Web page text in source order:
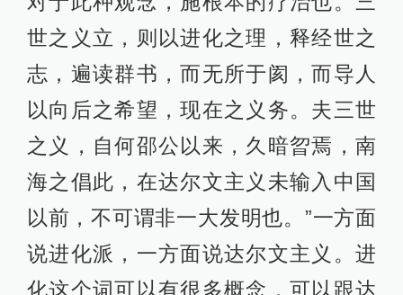
明”的，没有受到严复《天演论》影响
的本国产品。
康有为1904年到英国，访问牛津大学
与剑桥大学，参观自然历史博物馆看
到达尔文、赫胥黎石像，对“进化论”发
表了一番感叹：
“此院生物诡状异形，不可胜录，姑举